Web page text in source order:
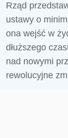
Rząd
ustawy o
ona wejść w
dłuższego
nad nowymi
rewolucyjne